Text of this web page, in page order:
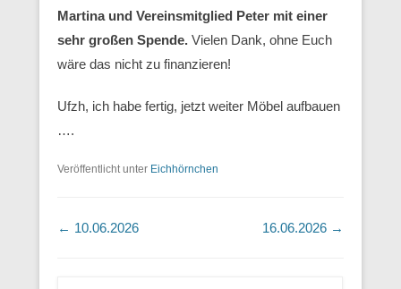
Martina und Vereinsmitglied Peter mit einer
sehr großen Spende. Vielen Dank, ohne Euch
wäre das nicht zu finanzieren!
Ufzh, ich habe fertig, jetzt weiter Möbel aufbauen
….
Veröffentlicht unter Eichhörnchen
Beitragsnavigation
← 10.06.2026 16.06.2026 →